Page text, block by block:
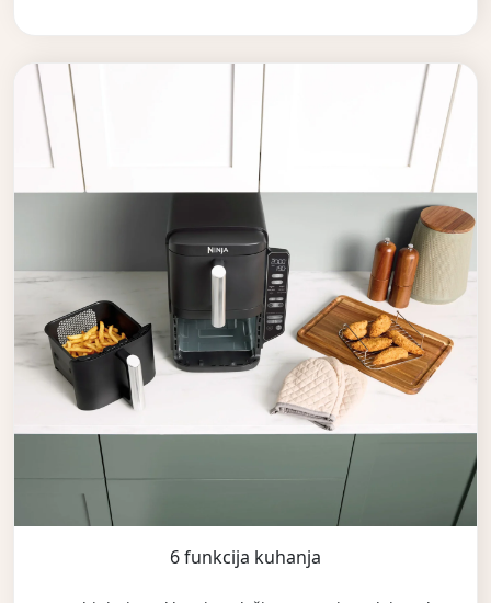
6 funkcija kuhanja